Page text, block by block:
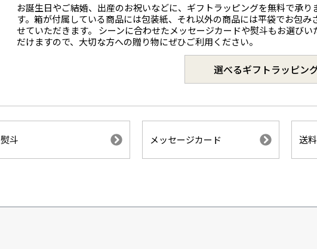
お誕生日やご結婚、出産のお祝いなどに、ギフトラッピングを無料で承り
す。箱が付属している商品には包装紙、それ以外の商品には平袋でお包み
せていただきます。 シーンに合わせたメッセージカードや熨斗もお選びい
だけますので、大切な方への贈り物にぜひご利用ください。
選べるギフトラッピン
熨斗 メッセージカード 送